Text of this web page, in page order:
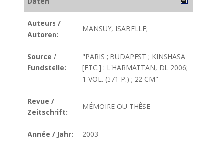
Auteurs /
Autoren:
MANSUY, ISABELLE;
Source /
Fundstelle:
"PARIS ; BUDAPEST ; KINSHASA
[ETC.] : L'HARMATTAN, DL 2006;
1 VOL. (371 P.) ; 22 CM"
Revue /
Zeitschrift:
MÉMOIRE OU THÊSE
Année / Jahr: 2003